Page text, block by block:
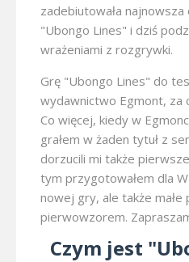
zadebiutowała najnowsza
"Ubongo Lines" i dziś
wrażeniami z rozgrywki.
Grę "Ubongo Lines" do
wydawnictwo Egmont, za
Co więcej, kiedy w
grałem w żaden tytuł z
dorzucili mi także
tym przygotowałem dla
nowej gry, ale także małe
pierwowzorem.
Czym jest